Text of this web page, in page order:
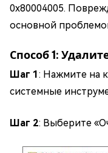
0x80004005.
основной
Способ 1:
Шаг 1 : Нажмите на
системные
Шаг 2: Выберите